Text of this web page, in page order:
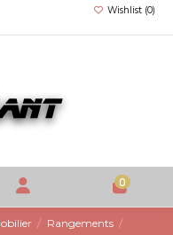
Wishlist (0)
0
Rangements